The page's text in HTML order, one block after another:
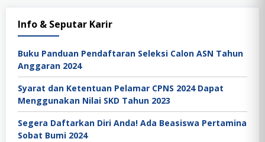
Info & Seputar Karir
Buku Panduan Pendaftaran Seleksi Calon ASN Tahun
Anggaran 2024
Syarat dan Ketentuan Pelamar CPNS 2024 Dapat
Menggunakan Nilai SKD Tahun 2023
Segera Daftarkan Diri Anda! Ada Beasiswa Pertamina
Sobat Bumi 2024